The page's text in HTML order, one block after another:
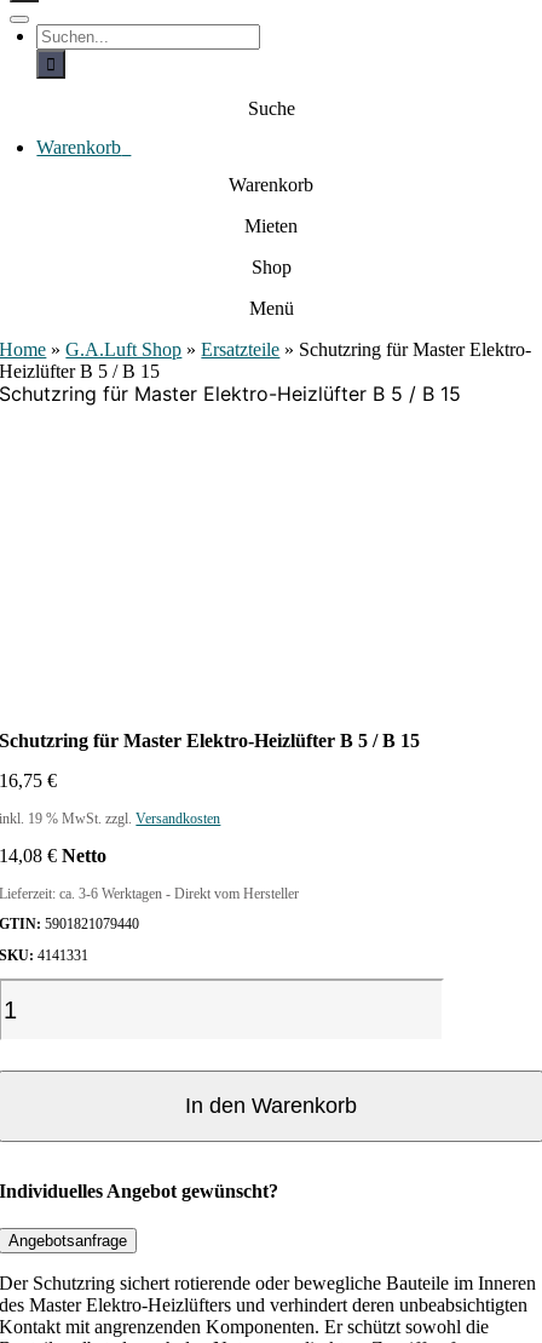
hT
o
a
S
u
h
c
h
Suche
Warenkorb
Warenkorb
Mieten
Shop
Menü
Home »G.A.Luft Shop »Ersatzteile » Schutzring für Master Elektro-
Heizlüfter B 5 / B 15
Schutzring für Master Elektro-Heizlüfter B 5 / B 15
Schutzring für Master Elektro-Heizlüfter B 5 / B 15
16,75€
inkl. 19 % MwSt. zzgl.Versandkosten
14,08€ Netto
Lieferzeit:ca. 3-6 Werktagen - Direkt vom Hersteller
GTIN: 5901821079440
SKU: 4141331
In den Warenkorb
Individuelles Angebot gewünscht?
Angebotsanfrage
Der Schutzring sichert rotierende oder bewegliche Bauteile im Inneren
des Master Elektro-Heizlüfters und verhindert deren unbeabsichtigten
Kontakt mit angrenzenden Komponenten. Er schützt sowohl die